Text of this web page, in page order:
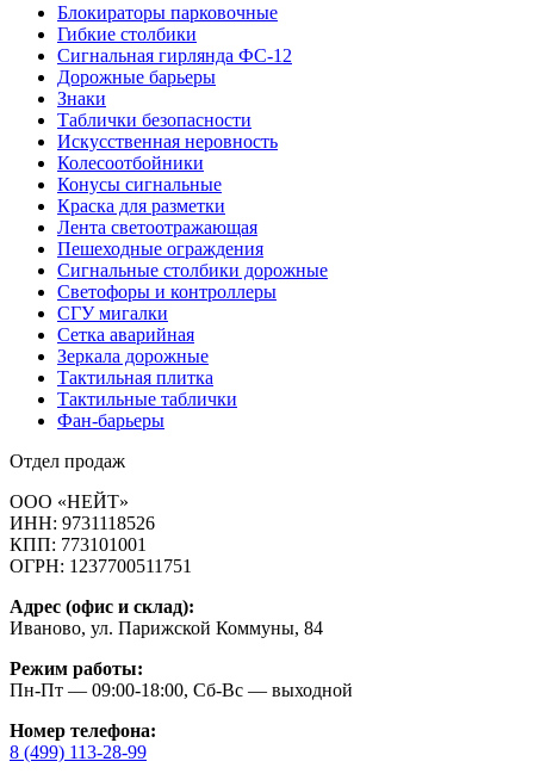
Блокираторы парковочные
Гибкие столбики
Сигнальная гирлянда ФС-12
Дорожные барьеры
Знаки
Таблички безопасности
Искусственная неровность
Колесоотбойники
Конусы сигнальные
Краска для разметки
Лента светоотражающая
Пешеходные ограждения
Сигнальные столбики дорожные
Светофоры и контроллеры
СГУ мигалки
Cетка аварийная
Зеркала дорожные
Тактильная плитка
Тактильные таблички
Фан-барьеры
Отдел продаж
ООО «НЕЙТ»
ИНН: 9731118526
КПП: 773101001
ОГРН: 1237700511751
Адрес (офис и склад):
Иваново, ул. Парижской Коммуны, 84
Режим работы:
Пн-Пт — 09:00-18:00, Сб-Вс — выходной
Номер телефона:
8 (499) 113-28-99